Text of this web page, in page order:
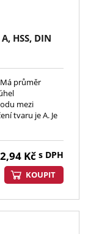
HSS, DIN
průměr
mezi
tvaru je A. Je
Kč s DPH
KOUPIT